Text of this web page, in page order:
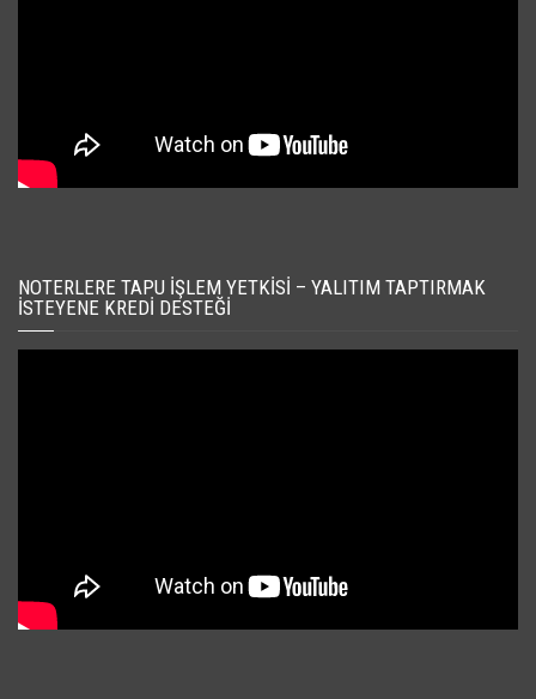
NOTERLERE TAPU İŞLEM YETKISI – YALITIM TAPTIRMAK
İSTEYENE KREDI DESTEĞI